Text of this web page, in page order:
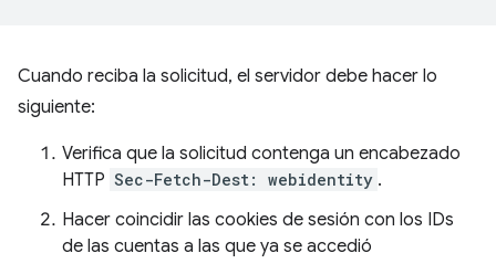
Cuando reciba la solicitud, el servidor debe hacer lo
siguiente:
Verifica que la solicitud contenga un encabezado
HTTP Sec-Fetch-Dest: webidentity .
Hacer coincidir las cookies de sesión con los IDs
de las cuentas a las que ya se accedió